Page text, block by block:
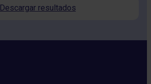
Descargar resultados